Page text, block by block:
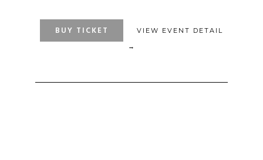
BUY TICKET
VIEW EVENT DETAIL
→